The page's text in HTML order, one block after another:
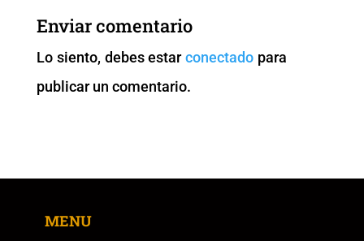
b
o
o
k
A
p
p k
er
Enviar comentario
Lo siento, debes estarconectado para
publicar un comentario.
MENU